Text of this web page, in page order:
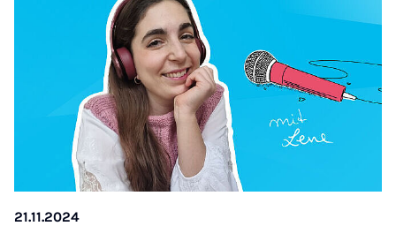
21.11.2024